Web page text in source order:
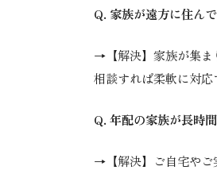
Q. 家族が遠方に住ん
→【解決】家族が集ま
相談すれば柔軟に対応
Q. 年配の家族が長時
→【解決】ご自宅やご